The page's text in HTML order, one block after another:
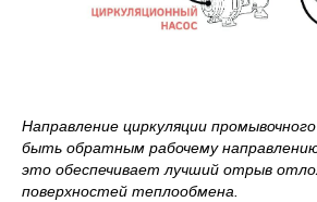
Направление циркуляции
быть обратным рабочему
это обеспечивает лучший отрыв
поверхностей теплообмена.